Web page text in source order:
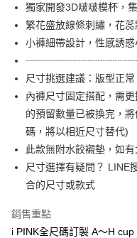
華南商業銀行
上海商業儲蓄銀行
國泰世華商業銀行
匯豐（台灣）商業銀行
聯邦商業銀行
元大商業銀行
玉山商業銀行
台新國際商業銀行
台灣樂天信用卡公司
華南商業銀行
上海商業儲蓄銀行
國泰世華商業銀行
臺灣中小企業銀行
匯豐（台灣）商業銀行
聯邦商業銀行
元大商業銀行
玉山商業銀行
台新國際商業銀行
台灣樂天信用卡公司
超商取貨付款
LINE Pay
Apple Pay
街口支付
AFTEE先享後付
相關說明
【關於「AFTEE先享後付」】
AFTEE先享後付是「在收到商
便利好安心！
２．便利：只要手機號碼，簡訊
ATM付款
全家取貨付款
獨家開發3D啵啵模杯，
繁花盛放線條刺繡，花
小褲細帶設計，性感誘惑
尺寸挑選建議：版型正
內褲尺寸固定搭配，需
的預留數量已被換完，
碼，將以相近尺寸替代)
此款無附水餃襯墊，如
尺寸選擇有疑問？ LINE
合的尺寸或款式
銷售重點
i PINK全尺碼訂製 A～H